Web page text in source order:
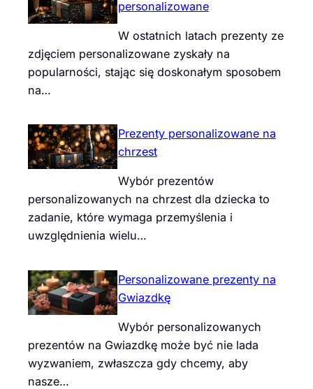
personalizowane
W ostatnich latach prezenty ze
zdjęciem personalizowane zyskały na
popularności, stając się doskonałym sposobem
na…
Prezenty personalizowane na
chrzest
Wybór prezentów
personalizowanych na chrzest dla dziecka to
zadanie, które wymaga przemyślenia i
uwzględnienia wielu…
Personalizowane prezenty na
Gwiazdkę
Wybór personalizowanych
prezentów na Gwiazdkę może być nie lada
wyzwaniem, zwłaszcza gdy chcemy, aby
nasze…